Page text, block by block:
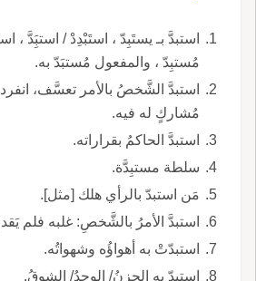
استبدَّ بـ يستَبِدّ ، استَبْدِدْ / استبَِدَّ ،
مُستبِدّ ، والمفعول مُستبَدّ به.
استبدَّ الشَّخصُ بالأمر تعسَّف،
مُشاركٍ له فيه.
استبدَّ الحاكمُ بقراراته.
سلطة مستبِدَّة.
مَن استبدّ بالرأي هلك [مثل].
استبدَّ الأمرُ بالشَّخصِ: غلبه فلم
استبدّتْ به أهواؤُه وشهواتُه.
استبدّ به الحزنُ/ الوجدُ/ الشوقُ.